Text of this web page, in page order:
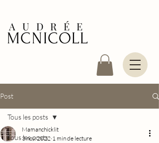
AUDRÉE
MCNICOLL
Post
Tous les posts
Tous les posts
Mamanchicklit
3 nov. 2022 1 min de lecture